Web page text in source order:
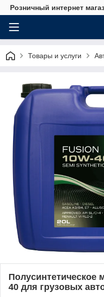
Розничный интернет
Товары и услуги
Полусинтетическое
40 для грузовых